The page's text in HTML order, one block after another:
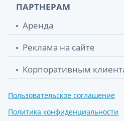
ПАРТНЕРАМ
Аренда
Реклама на сайте
Корпоративным
Пользовательское соглашение
Политика конфиденциальности